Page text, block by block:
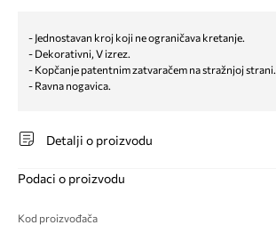
- Jednostavan kroj koji ne ograničava kretanje.
- Dekorativni, V izrez.
- Kopčanje patentnim zatvaračem na stražnjoj strani.
- Ravna nogavica.
Detalji o proizvodu
Podaci o proizvodu
Kod proizvođača